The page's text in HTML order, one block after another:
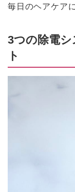
毎日のヘアケア
3つの除電
ト